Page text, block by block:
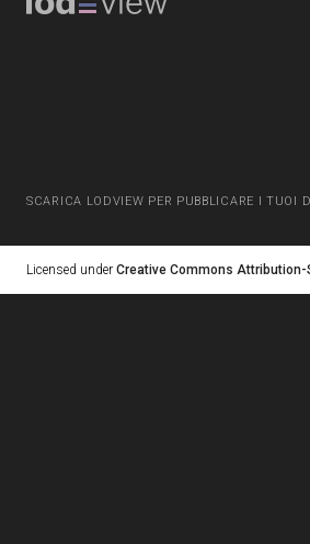
SCARICA LODVIEW PER PUBBLICARE I TUOI
Licensed under Creative Commons Attribution-